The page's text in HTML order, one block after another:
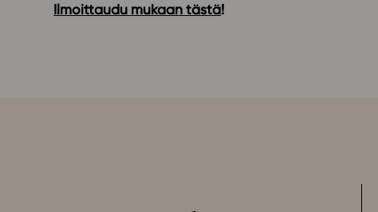
Ilmoittaudu mukaan tästä!